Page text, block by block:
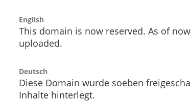
English
This domain is now reserved. As of
uploaded.
Deutsch
Diese Domain wurde soeben
Inhalte hinterlegt.